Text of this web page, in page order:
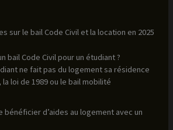
sur le bail Code Civil et la location en 2025
bail Code Civil pour un étudiant ?
ne fait pas du logement sa résidence
loi de 1989 ou le bail mobilité
bénéficier d’aides au logement avec un